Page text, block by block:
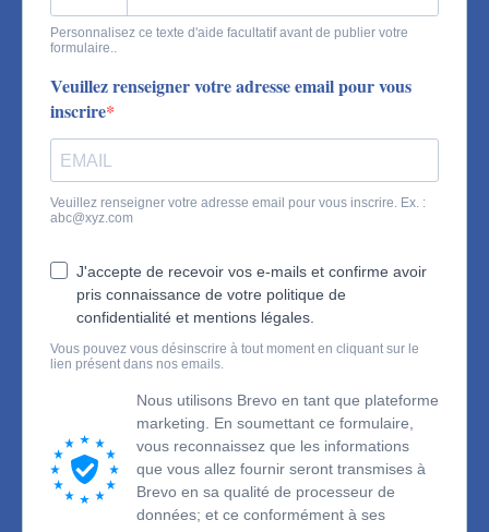
Personnalisez ce texte d'aide facultatif avant de publier votre
formulaire..
Veuillez renseigner votre adresse email pour vous
inscrire
Veuillez renseigner votre adresse email pour vous inscrire. Ex. :
abc@xyz.com
J'accepte de recevoir vos e-mails et confirme avoir
pris connaissance de votre politique de
confidentialité et mentions légales.
Vous pouvez vous désinscrire à tout moment en cliquant sur le
lien présent dans nos emails.
Nous utilisons Brevo en tant que plateforme
marketing. En soumettant ce formulaire,
vous reconnaissez que les informations
que vous allez fournir seront transmises à
Brevo en sa qualité de processeur de
données; et ce conformément à ses